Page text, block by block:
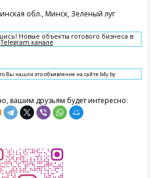
обл., Минск, Зеленый луг
Новые объекты готового бизнеса в
Telegram канале
Вы нашли это объявление на сайте b4y.by
вашим друзьям будет интересно: